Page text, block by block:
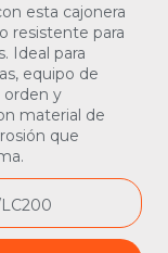
esta cajonera
resistente para
Ideal para
equipo de
orden y
material de
que